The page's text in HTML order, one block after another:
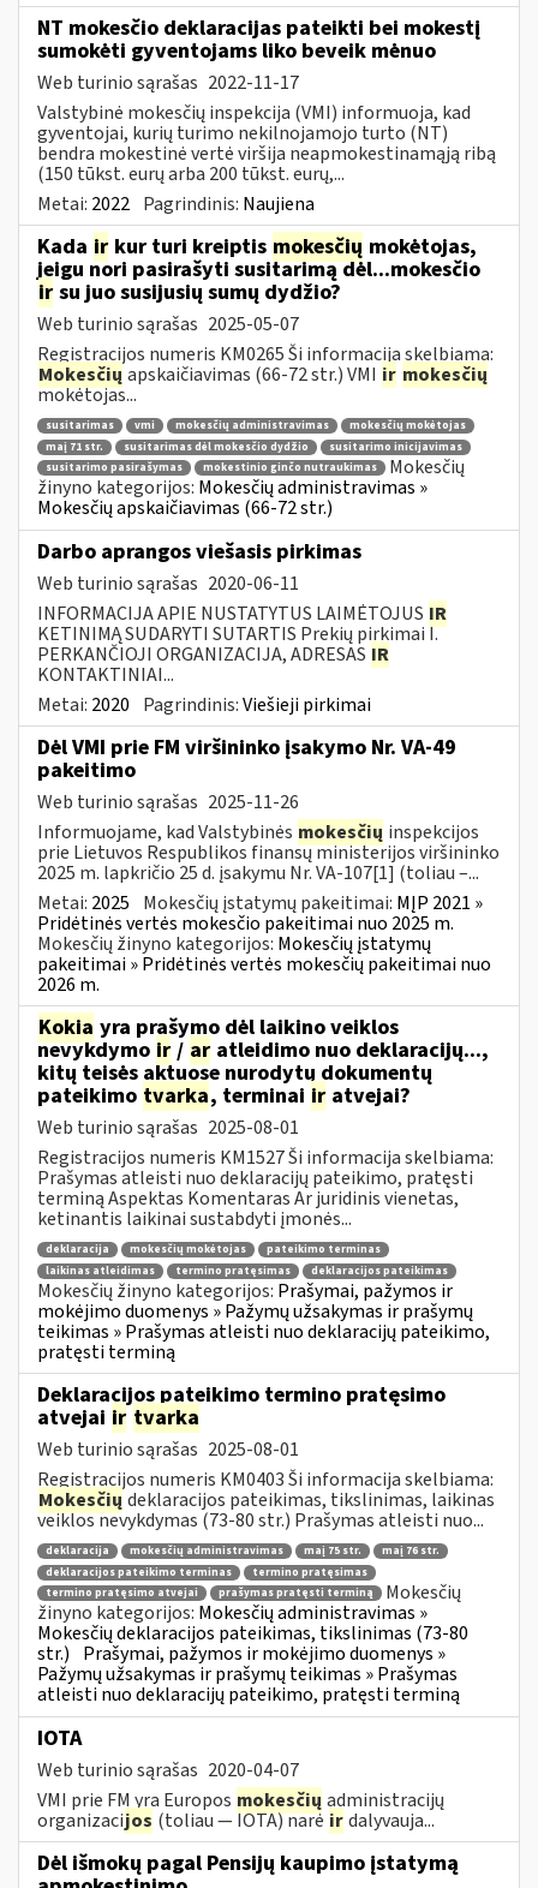
NT mokesčio deklaracijas pateikti bei mokestį
sumokėti gyventojams liko beveik mėnuo
Web turinio sąrašas 2022-11-17
Valstybinė mokesčių inspekcija (VMI) informuoja, kad
gyventojai, kurių turimo nekilnojamojo turto (NT)
bendra mokestinė vertė viršija neapmokestinamąją ribą
(150 tūkst. eurų arba 200 tūkst. eurų,...
Metai: 2022 Pagrindinis: Naujiena
Kada ir kur turi kreiptis mokesčių mokėtojas,
jeigu nori pasirašyti susitarimą dėl...mokesčio
ir su juo susijusių sumų dydžio?
Web turinio sąrašas 2025-05-07
Registracijos numeris KM0265 Ši informacija skelbiama:
Mokesčių apskaičiavimas (66-72 str.) VMI ir mokesčių
mokėtojas...
susitarimas vmi mokesčių administravimas
mokesčių mokėtojas
maį 71 str.
susitarimas dėl mokesčio dydžio
susitarimo inicijavimas
susitarimo pasirašymas
mokestinio ginčo nutraukimas
Mokesčių
žinyno kategorijos: Mokesčių administravimas »
Mokesčių apskaičiavimas (66-72 str.)
Darbo aprangos viešasis pirkimas
Web turinio sąrašas 2020-06-11
INFORMACIJA APIE NUSTATYTUS LAIMĖTOJUS IR
KETINIMĄ SUDARYTI SUTARTIS Prekių pirkimai I.
PERKANČIOJI ORGANIZACIJA, ADRESAS IR
KONTAKTINIAI...
Metai: 2020 Pagrindinis:Viešieji pirkimai
Dėl VMI prie FM viršininko įsakymo Nr. VA-49
pakeitimo
Web turinio sąrašas 2025-11-26
Informuojame, kad Valstybinės mokesčių inspekcijos
prie Lietuvos Respublikos finansų ministerijos viršininko
2025 m. lapkričio 25 d. įsakymu Nr. VA-107[1] (toliau –...
Metai: 2025 Mokesčių įstatymų pakeitimai: MĮP 2021 »
Pridėtinės vertės mokesčio pakeitimai nuo 2025 m.
Mokesčių žinyno kategorijos: Mokesčių įstatymų
pakeitimai » Pridėtinės vertės mokesčių pakeitimai nuo
2026 m.
Kokia yra prašymo dėl laikino veiklos
nevykdymo ir / ar atleidimo nuo deklaracijų...,
kitų teisės aktuose nurodytų dokumentų
pateikimo tvarka, terminai ir atvejai?
Web turinio sąrašas 2025-08-01
Registracijos numeris KM1527 Ši informacija skelbiama:
Prašymas atleisti nuo deklaracijų pateikimo, pratęsti
terminą Aspektas Komentaras Ar juridinis vienetas,
ketinantis laikinai sustabdyti įmonės...
deklaracija mokesčių mokėtojas
pateikimo terminas
laikinas atleidimas
termino pratęsimas deklaracijos pateikimas
Mokesčių žinyno kategorijos: Prašymai, pažymos ir
mokėjimo duomenys » Pažymų užsakymas ir prašymų
teikimas » Prašymas atleisti nuo deklaracijų pateikimo,
pratęsti terminą
Deklaracijos pateikimo termino pratęsimo
atvejai ir tvarka
Web turinio sąrašas 2025-08-01
Registracijos numeris KM0403 Ši informacija skelbiama:
Mokesčių deklaracijos pateikimas, tikslinimas, laikinas
veiklos nevykdymas (73-80 str.) Prašymas atleisti nuo...
deklaracija mokesčių administravimas maį 75 str.
maį 76 str.
deklaracijos pateikimo terminas
termino pratęsimas
termino pratęsimo atvejai
prašymas pratęsti terminą
Mokesčių
žinyno kategorijos: Mokesčių administravimas »
Mokesčių deklaracijos pateikimas, tikslinimas (73-80
str.) Prašymai, pažymos ir mokėjimo duomenys »
Pažymų užsakymas ir prašymų teikimas » Prašymas
atleisti nuo deklaracijų pateikimo, pratęsti terminą
IOTA
Web turinio sąrašas 2020-04-07
VMI prie FM yra Europos mokesčių administracijų
organizacijos (toliau — IOTA) narė irdalyvauja...
Dėl išmokų pagal Pensijų kaupimo įstatymą